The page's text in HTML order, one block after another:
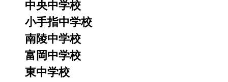
中央中学校
小手指中学校
南陵中学校
富岡中学校
東中学校